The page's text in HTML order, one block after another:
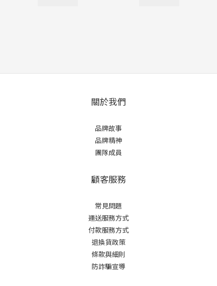
關於我們
品牌故事
品牌精神
團隊成員
顧客服務
常見問題
運送服務方式
付款服務方式
退換貨政策
條款與細則
防詐騙宣導